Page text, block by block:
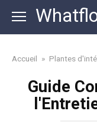
content
Accueil » Plantes
Guide